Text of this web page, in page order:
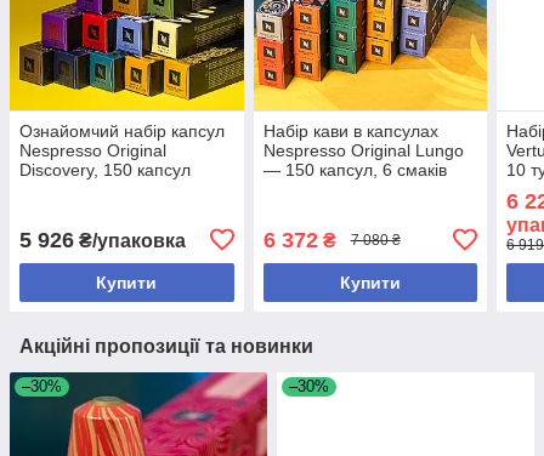
Ознайомчий набір капсул
Nespresso Original
Discovery, 150 капсул
5 926 ₴/упаковка
Купити
Набір кави в капсулах
Nespresso Original Lungo
— 150 капсул, 6 смаків
6 372₴ 7 080 ₴
Купити
10
6
6
Акційні пропозиції та новинки
–30% –30%